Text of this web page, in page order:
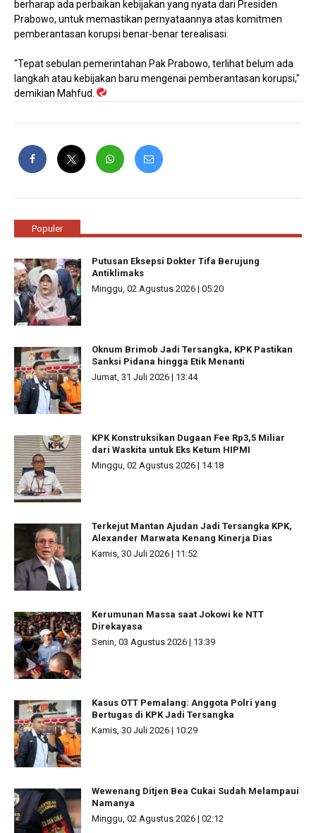
berharap ada perbaikan kebijakan yang nyata dari Presiden
Prabowo, untuk memastikan pernyataannya atas komitmen
pemberantasan korupsi benar-benar terealisasi.
"Tepat sebulan pemerintahan Pak Prabowo, terlihat belum ada
langkah atau kebijakan baru mengenai pemberantasan korupsi,"
demikian Mahfud.
Populer
Putusan Eksepsi Dokter Tifa Berujung
Antiklimaks
Minggu, 02 Agustus 2026 | 05:20
Oknum Brimob Jadi Tersangka, KPK Pastikan
Sanksi Pidana hingga Etik Menanti
Jumat, 31 Juli 2026 | 13:44
KPK Konstruksikan Dugaan Fee Rp3,5 Miliar
dari Waskita untuk Eks Ketum HIPMI
Minggu, 02 Agustus 2026 | 14:18
Terkejut Mantan Ajudan Jadi Tersangka KPK,
Alexander Marwata Kenang Kinerja Dias
Kamis, 30 Juli 2026 | 11:52
Kerumunan Massa saat Jokowi ke NTT
Direkayasa
Senin, 03 Agustus 2026 | 13:39
Kasus OTT Pemalang: Anggota Polri yang
Bertugas di KPK Jadi Tersangka
Kamis, 30 Juli 2026 | 10:29
Wewenang Ditjen Bea Cukai Sudah Melampaui
Namanya
Minggu, 02 Agustus 2026 | 02:12